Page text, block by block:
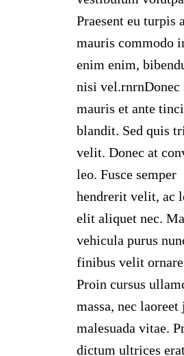
Praesent eu turpis
mauris commodo
enim enim,
nisi vel.rnrnDonec
mauris et ante
blandit. Sed quis
velit. Donec at
leo. Fusce semper
hendrerit velit, ac
elit aliquet nec.
vehicula purus
finibus velit ornare
Proin cursus
massa, nec laoreet
malesuada vitae.
dictum ultrices